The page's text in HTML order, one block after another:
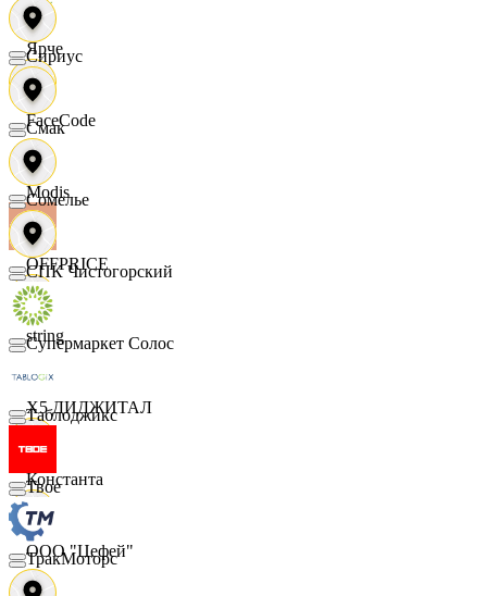
Ярче
FaceCode
Modis
OFFPRICE
string
X5 ДИДЖИТАЛ
Константа
ООО "Цефей"
Сириус
Смак
Сомелье
СПК Чистогорский
Супермаркет Солос
Таблоджикс
Твое
ТракМоторс